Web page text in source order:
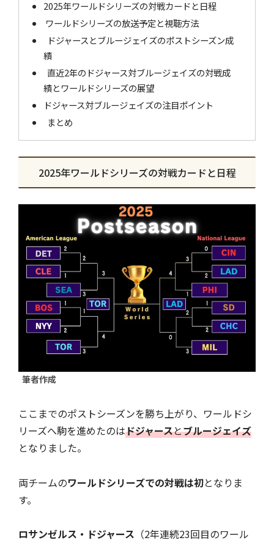
2025年ワールドシリーズの対戦カードと日程
ワールドシリーズの放送予定と視聴方法
ドジャースとブルージェイズのポストシーズン成
績
直近2年のドジャース対ブルージェイズの対戦成
績とワールドシリーズの展望
ドジャース対ブルージェイズの注目ポイント
まとめ
2025年ワールドシリーズの対戦カードと日程
筆者作成
ここまでのポストシーズンを勝ち上がり、ワールドシ
リーズへ駒を進めたのはドジャースとブルージェイズ
となりました。
両チームのワールドシリーズでの対戦は初となりま
す。
ロサンゼルス・ドジャース （2年連続23回目のワール